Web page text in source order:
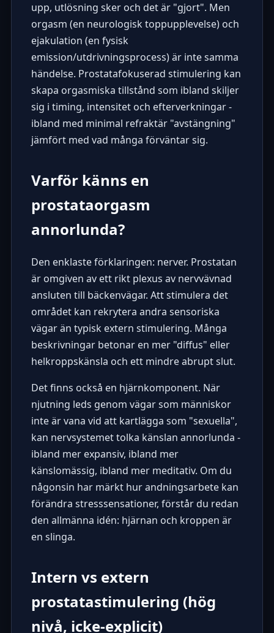
upp, utlösning sker och det är "gjort". Men
orgasm (en neurologisk toppupplevelse) och
ejakulation (en fysisk
emission/utdrivningsprocess) är inte samma
händelse. Prostatafokuserad stimulering kan
skapa orgasmiska tillstånd som ibland skiljer
sig i timing, intensitet och efterverkningar -
ibland med minimal refraktär "avstängning"
jämfört med vad många förväntar sig.
Varför känns en
prostataorgasm
annorlunda?
Den enklaste förklaringen: nerver. Prostatan
är omgiven av ett rikt plexus av nervvävnad
ansluten till bäckenvägar. Att stimulera det
området kan rekrytera andra sensoriska
vägar än typisk extern stimulering. Många
beskrivningar betonar en mer "diffus" eller
helkroppskänsla och ett mindre abrupt slut.
Det finns också en hjärnkomponent. När
njutning leds genom vägar som människor
inte är vana vid att kartlägga som "sexuella",
kan nervsystemet tolka känslan annorlunda -
ibland mer expansiv, ibland mer
känslomässig, ibland mer meditativ. Om du
någonsin har märkt hur andningsarbete kan
förändra stresssensationer, förstår du redan
den allmänna idén: hjärnan och kroppen är
en slinga.
Intern vs extern
prostatastimulering (hög
nivå, icke-explicit)